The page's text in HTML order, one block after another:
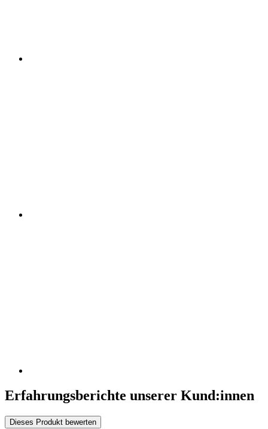
Erfahrungsberichte unserer Kund:innen
Dieses Produkt bewerten